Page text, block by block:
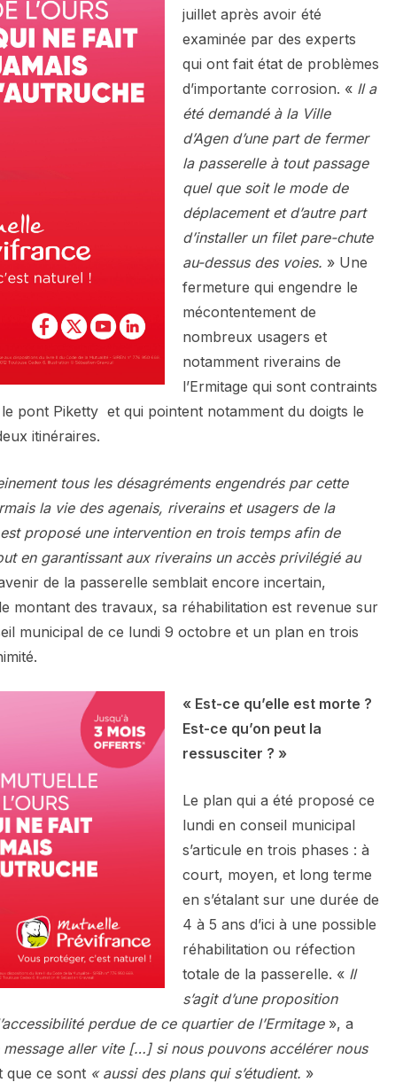
juillet après avoir été
examinée par des experts
qui ont fait état de problèmes
d’importante corrosion. « Il a
été demandé à la Ville
d’Agen d’une part de fermer
la passerelle à tout passage
quel que soit le mode de
déplacement et d’autre part
d’installer un filet pare-chute
au-dessus des voies. » Une
fermeture qui engendre le
mécontentement de
nombreux usagers et
notamment riverains de
l’Ermitage qui sont contraints
pont Piketty et qui pointent notamment du doigts le
itinéraires.
tous les désagréments engendrés par cette
la vie des agenais, riverains et usagers de la
proposé une intervention en trois temps afin de
en garantissant aux riverains un accès privilégié au
de la passerelle semblait encore incertain,
montant des travaux, sa réhabilitation est revenue sur
municipal de ce lundi 9 octobre et un plan en trois
« Est-ce qu’elle est morte ?
Est-ce qu’on peut la
ressusciter ? »
Le plan qui a été proposé ce
lundi en conseil municipal
s’articule en trois phases : à
court, moyen, et long terme
en s’étalant sur une durée de
4 à 5 ans d’ici à une possible
réhabilitation ou réfection
totale de la passerelle. « Il
s’agit d’une proposition
perdue de ce quartier de l’Ermitage », a
message aller vite […] si nous pouvons accélérer nous
que ce sont « aussi des plans qui s’étudient. »